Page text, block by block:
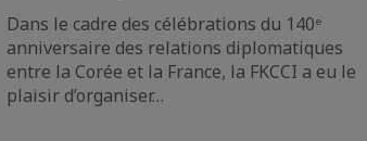
Dans le cadre des célébrations du 140ᵉ
anniversaire des relations diplomatiques
entre la Corée et la France, la FKCCI a eu le
plaisir d’organiser…